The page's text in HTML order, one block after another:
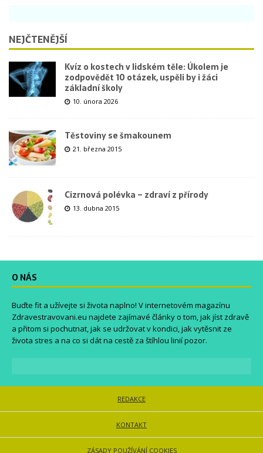
NEJČTENĚJŠÍ
Kvíz o kostech v lidském těle: Úkolem je
zodpovědět 10 otázek, uspěli by i žáci
základní školy
10. února 2026
Těstoviny se šmakounem
21. března 2015
Cizrnová polévka – zdraví z přírody
13. dubna 2015
O NÁS
Buďte fit a užívejte si života naplno! V internetovém magazínu
Zdravestravovani.eu najdete zajímavé články o tom, jak jíst zdravě
a přitom si pochutnat, jak se udržovat v kondici, jak vytěsnit ze
života stres a na co si dát na cestě za štíhlou linií pozor.
REDAKCE
KONTAKT
ZÁSADY POUŽÍVÁNÍ COOKIES